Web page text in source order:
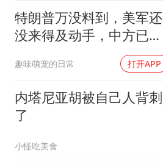
特朗普万没料到，美军还
没来得及动手，中方已经
趣味萌宠的日常 打开APP
内塔尼亚胡被自己人背刺
了
小怪吃美食